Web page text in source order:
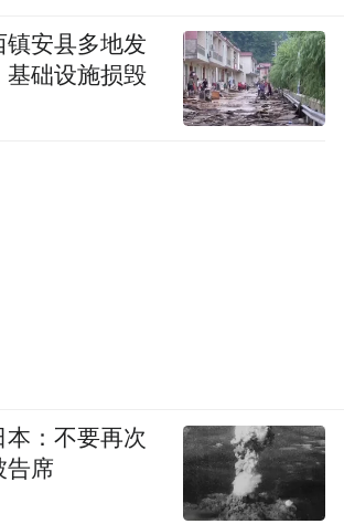
镇安县多地发
基础设施损毁
：不要再次
告席